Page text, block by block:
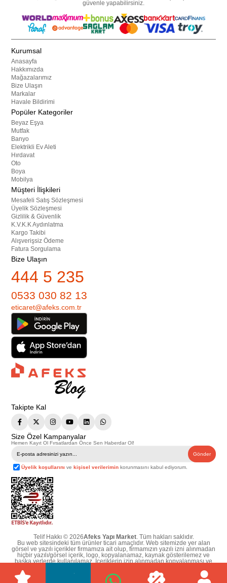
güvenle yapabilirsiniz.
Kurumsal
Anasayfa
Hakkımızda
Mağazalarımız
Bize Ulaşın
Markalar
Havale Bildirimi
Popüler Kategoriler
Beyaz Eşya
Mutfak
Banyo
Elektrikli Ev Aleti
Hırdavat
Oto
Boya
Mobilya
Müşteri İlişkileri
Mesafeli Satış Sözleşmesi
Üyelik Sözleşmesi
Gizlilik & Güvenlik
K.V.K.K Aydınlatma
Kargo Takibi
Alışverişsiz Ödeme
Fatura Sorgulama
Bize Ulaşın
444 5 235
0533 030 82 13
eticaret@afeks.com.tr
Takipte Kal
Size Özel Kampanyalar
Hemen Kayıt Ol Fırsatlardan Önce Sen Haberdar Ol!
Gönder
Üyelik koşullarını vekişisel verilerimin korunmasını kabul ediyorum.
Telif Hakkı © 2026Afeks Yapı Market. Tüm hakları saklıdır.
Bu web sitesindeki tüm ürünler ticari amaçlıdır. Web sitemizde yer alan
görsel ve yazılı içerikler firmamıza ait olup, firmamızın yazılı izni alınmadan
hiçbir yazılı/görsel içerik, logo, kopyalanamaz, kaynak gösterilemez ve
başka yerlerde kullanılamaz. İçeriklerin izin alınmadan kopyalanması ve